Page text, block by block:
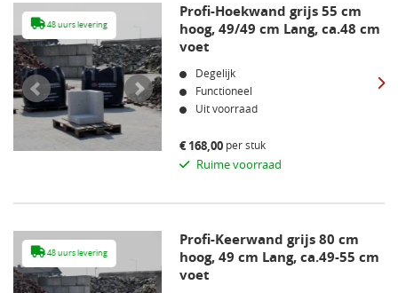
48 uurs levering 48 uurs
Profi-Hoekwand grijs 55 cm
hoog, 49/49 cm Lang, ca.48 cm
voet
Degelijk
Functioneel
Uit voorraad
€ 168,00 per stuk
Ruime voorraad
48 uurs levering 48 uurs
Profi-Keerwand grijs 80 cm
hoog, 49 cm Lang, ca.49-55 cm
voet